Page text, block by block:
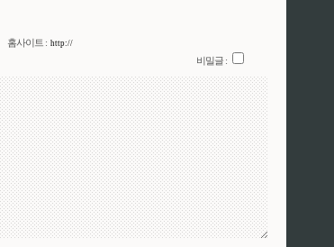
홈사이트 :
비밀글 :